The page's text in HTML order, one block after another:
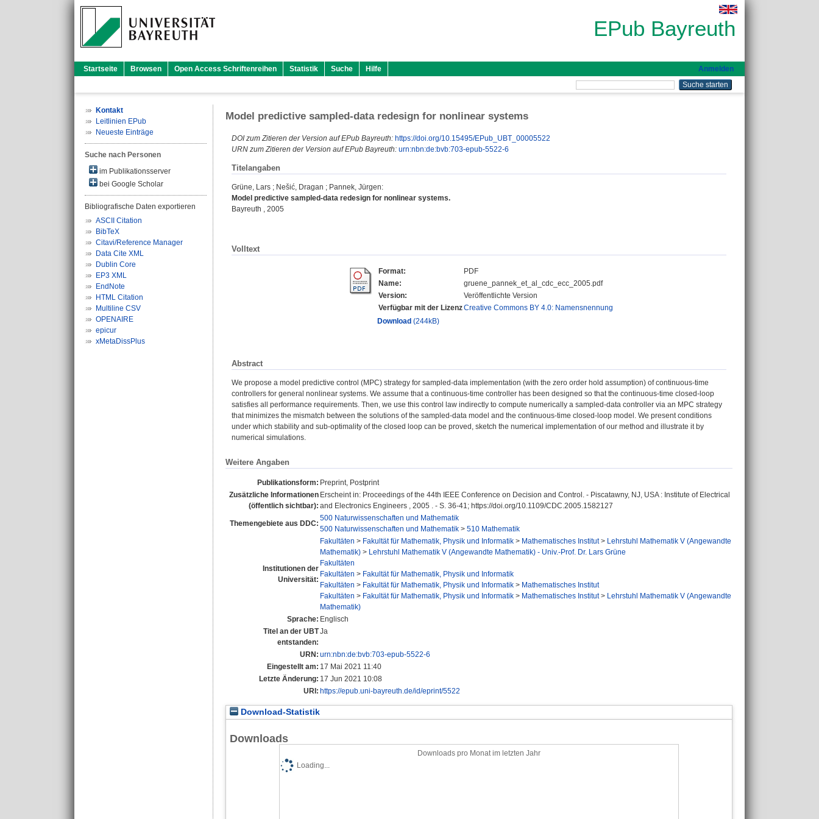
EPub Bayreuth
Startseite Browsen Open Access Schriftenreihen Statistik Suche Hilfe Anmelden
Kontakt
Leitlinien EPub
Neueste Einträge
Suche nach Personen
im Publikationsserver
bei Google Scholar
Bibliografische Daten exportieren
ASCII Citation
BibTeX
Citavi/Reference Manager
Data Cite XML
Dublin Core
EP3 XML
EndNote
HTML Citation
Multiline CSV
OPENAIRE
epicur
xMetaDissPlus
Model predictive sampled-data redesign for nonlinear systems
DOI zum Zitieren der Version auf EPub Bayreuth: https://doi.org/10.15495/EPub_UBT_00005522
URN zum Zitieren der Version auf EPub Bayreuth: urn:nbn:de:bvb:703-epub-5522-6
Titelangaben
Grüne, Lars ; Nešić, Dragan ; Pannek, Jürgen:
Model predictive sampled-data redesign for nonlinear systems.
Bayreuth , 2005
Volltext
Format:
PDF
Name:
gruene_pannek_et_al_cdc_ecc_2005.pdf
Version:
Veröffentlichte Version
Verfügbar mit der LizenzCreative Commons BY 4.0: Namensnennung
Download (244kB)
Abstract
We propose a model predictive control (MPC) strategy for sampled-data implementation (with the zero order hold assumption) of continuous-time
controllers for general nonlinear systems. We assume that a continuous-time controller has been designed so that the continuous-time closed-loop
satisfies all performance requirements. Then, we use this control law indirectly to compute numerically a sampled-data controller via an MPC strategy
that minimizes the mismatch between the solutions of the sampled-data model and the continuous-time closed-loop model. We present conditions
under which stability and sub-optimality of the closed loop can be proved, sketch the numerical implementation of our method and illustrate it by
numerical simulations.
Weitere Angaben
Publikationsform: Preprint, Postprint
Zusätzliche Informationen
(öffentlich sichtbar):
Erscheint in: Proceedings of the 44th IEEE Conference on Decision and Control. - Piscatawny, NJ, USA : Institute of Electrical
and Electronics Engineers , 2005 . - S. 36-41; https://doi.org/10.1109/CDC.2005.1582127
Themengebiete aus DDC:
500 Naturwissenschaften und Mathematik
500 Naturwissenschaften und Mathematik > 510 Mathematik
Institutionen der
Universität:
Fakultäten > Fakultät für Mathematik, Physik und Informatik > Mathematisches Institut> Lehrstuhl Mathematik V (Angewandte
Mathematik) > Lehrstuhl Mathematik V (Angewandte Mathematik) - Univ.-Prof. Dr. Lars Grüne
Fakultäten
Fakultäten > Fakultät für Mathematik, Physik und Informatik
Fakultäten > Fakultät für Mathematik, Physik und Informatik > Mathematisches Institut
Fakultäten > Fakultät für Mathematik, Physik und Informatik > Mathematisches Institut> Lehrstuhl Mathematik V (Angewandte
Mathematik)
Sprache: Englisch
Titel an der UBT
entstanden:
Ja
URN: urn:nbn:de:bvb:703-epub-5522-6
Eingestellt am: 17 Mai 2021 11:40
Letzte Änderung: 17 Jun 2021 10:08
URI: https://epub.uni-bayreuth.de/id/eprint/5522
Download-Statistik
Downloads
Downloads pro Monat im letzten Jahr
Loading...